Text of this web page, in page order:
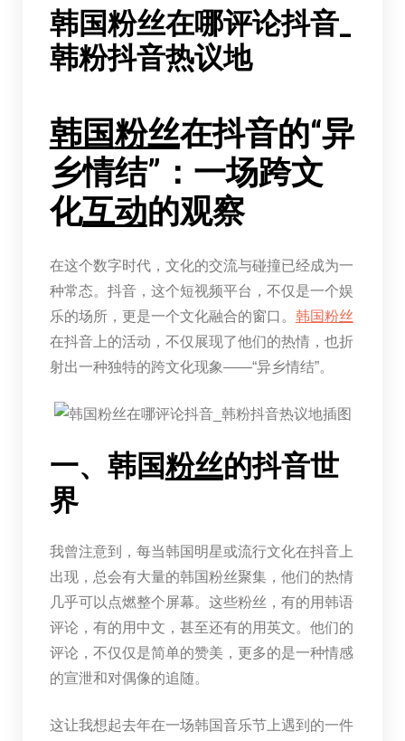
韩国粉丝在哪评论抖音_
韩粉抖音热议地
韩国粉丝在抖音的“异
乡情结”：一场跨文
化互动的观察
在这个数字时代，文化的交流与碰撞已经成为一
种常态。抖音，这个短视频平台，不仅是一个娱
乐的场所，更是一个文化融合的窗口。 韩国粉丝
在抖音上的活动，不仅展现了他们的热情，也折
射出一种独特的跨文化现象——“异乡情结”。
一、韩国粉丝的抖音世
界
我曾注意到，每当韩国明星或流行文化在抖音上
出现，总会有大量的韩国粉丝聚集，他们的热情
几乎可以点燃整个屏幕。这些粉丝，有的用韩语
评论，有的用中文，甚至还有的用英文。他们的
评论，不仅仅是简单的赞美，更多的是一种情感
的宣泄和对偶像的追随。
这让我想起去年在一场韩国音乐节上遇到的一件